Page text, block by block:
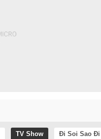
TV Show Đi Soi Sao Đi